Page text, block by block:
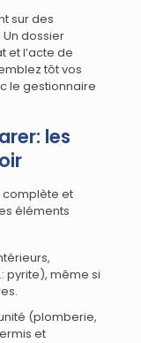
sur des
dossier
et l’acte de
tôt vos
le gestionnaire
les
complète et
éléments
pyrite), même si
(plomberie,
et